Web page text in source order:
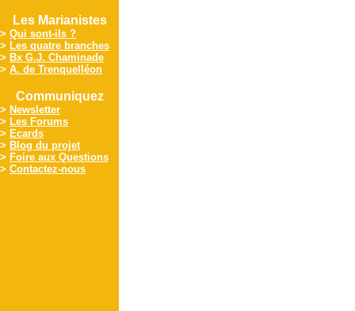
Les Marianistes
> Qui sont-ils ?
> Les quatre branches
> Bx G.J. Chaminade
> A. de Trenquelléon
Communiquez
> Newsletter
> Les Forums
> Ecards
> Blog du projet
> Foire aux Questions
> Contactez-nous